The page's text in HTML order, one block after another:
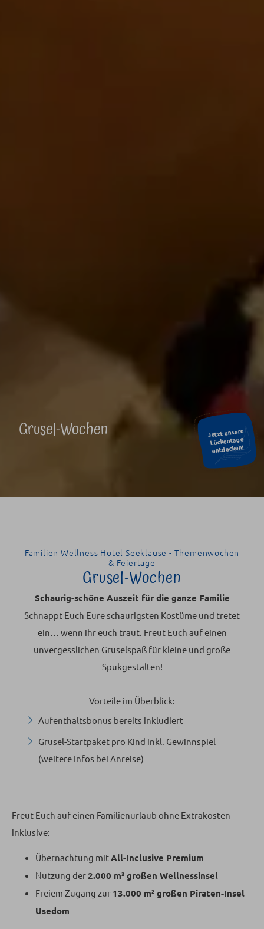
Jetzt unsere
Lückentage
entdecken!
Grusel-Wochen
Familien Wellness Hotel Seeklause - Themenwochen
& Feiertage
Grusel-Wochen
Schaurig-schöne Auszeit für die ganze Familie
Schnappt Euch Eure schaurigsten Kostüme und tretet
ein… wenn ihr euch traut. Freut Euch auf einen
unvergesslichen Gruselspaß für kleine und große
Spukgestalten!
Vorteile im Überblick:
Aufenthaltsbonus bereits inkludiert
Grusel-Startpaket pro Kind inkl. Gewinnspiel
(weitere Infos bei Anreise)
Freut Euch auf einen Familienurlaub ohne Extrakosten
inklusive:
Übernachtung mitAll-Inclusive Premium
Nutzung der2.000 m² großen Wellnessinsel
Freiem Zugang zur 13.000 m² großen Piraten-Insel
Usedom